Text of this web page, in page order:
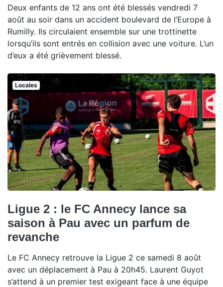
Deux enfants de 12 ans ont été blessés vendredi 7
août au soir dans un accident boulevard de l’Europe à
Rumilly. Ils circulaient ensemble sur une trottinette
lorsqu’ils sont entrés en collision avec une voiture. L’un
d’eux a été grièvement blessé.
Locales
Ligue 2 : le FC Annecy lance sa
saison à Pau avec un parfum de
revanche
Le FC Annecy retrouve la Ligue 2 ce samedi 8 août
avec un déplacement à Pau à 20h45. Laurent Guyot
s’attend à un premier test exigeant face à une équipe